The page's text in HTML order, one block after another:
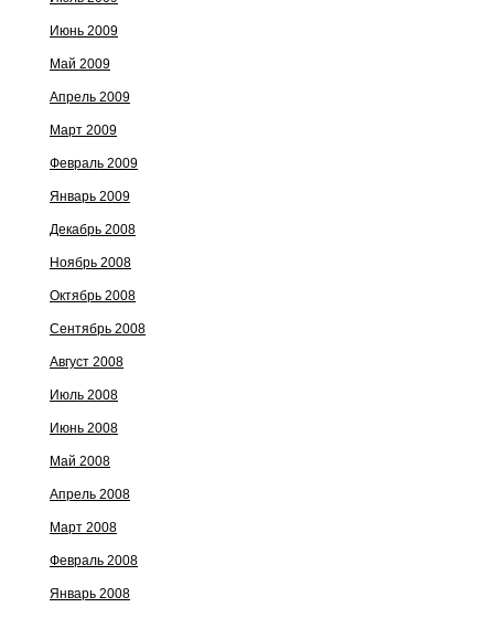
Июнь 2009
Май 2009
Апрель 2009
Март 2009
Февраль 2009
Январь 2009
Декабрь 2008
Ноябрь 2008
Октябрь 2008
Сентябрь 2008
Август 2008
Июль 2008
Июнь 2008
Май 2008
Апрель 2008
Март 2008
Февраль 2008
Январь 2008
впитавшего с
покорили мир.
идиш. Ицхак
он ответил,
первыми. И какие